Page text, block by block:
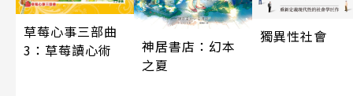
草莓心事三部曲
3：草莓讀心術
神居書店：幻本
之夏
獨異性社會